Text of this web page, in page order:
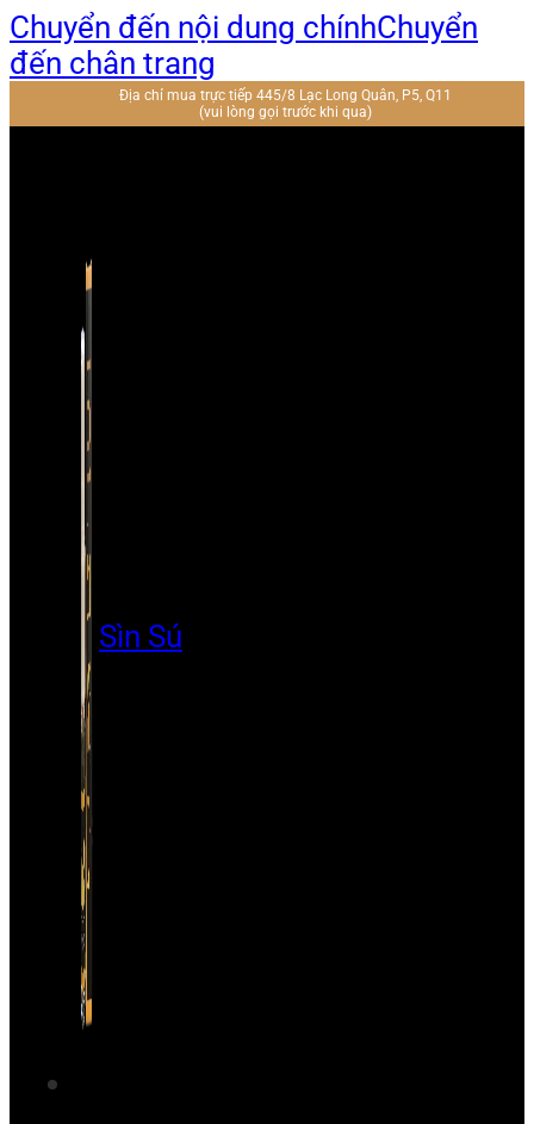
Chuyển đến nội dung chínhChuyển
đến chân trang
Địa chỉ mua trực tiếp 445/8 Lạc Long Quân, P5, Q11
(vui lòng gọi trước khi qua)
Sìn Sú